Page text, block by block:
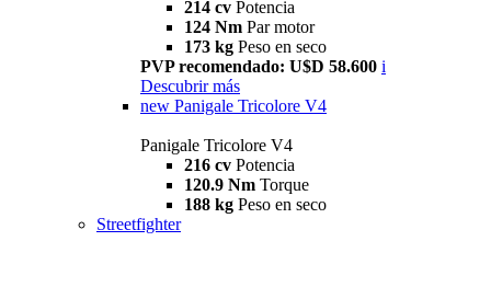
214 cv Potencia
124 Nm Par motor
173 kg Peso en seco
PVP recomendado: U$D 58.600 i
Descubrir más
new Panigale Tricolore V4
Panigale Tricolore V4
216 cv Potencia
120.9 Nm Torque
188 kg Peso en seco
Streetfighter